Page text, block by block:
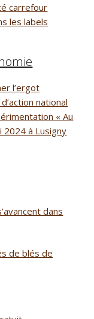
carrefour
les labels
l’ergot
national
« Au
2024 à Lusigny
dans
de blés de